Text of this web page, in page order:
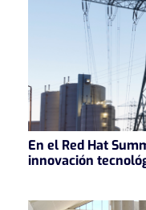
En el Red Hat
innovación